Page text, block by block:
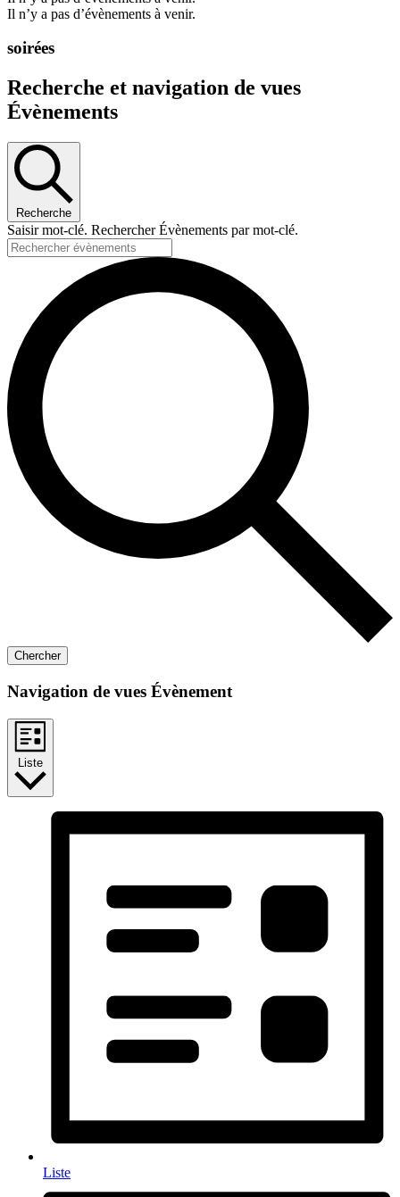
Il n’y a pas d’évènements à venir.
soirées
Recherche et navigation de vues
Évènements
Recherche
Saisir mot-clé. Rechercher Évènements par mot-clé.
Chercher
Navigation de vues Évènement
Liste
Liste